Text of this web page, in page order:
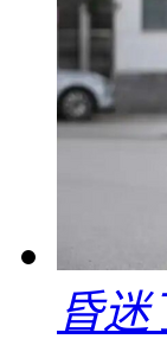
昏